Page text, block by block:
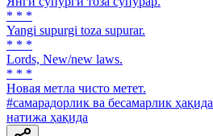
* * *
Yangi supurgi toza supurar.
* * *
Lords, New/new laws.
* * *
Новая метла чисто метет.
#самарадорлик ва бесамарлик ҳақида
натижа ҳақида